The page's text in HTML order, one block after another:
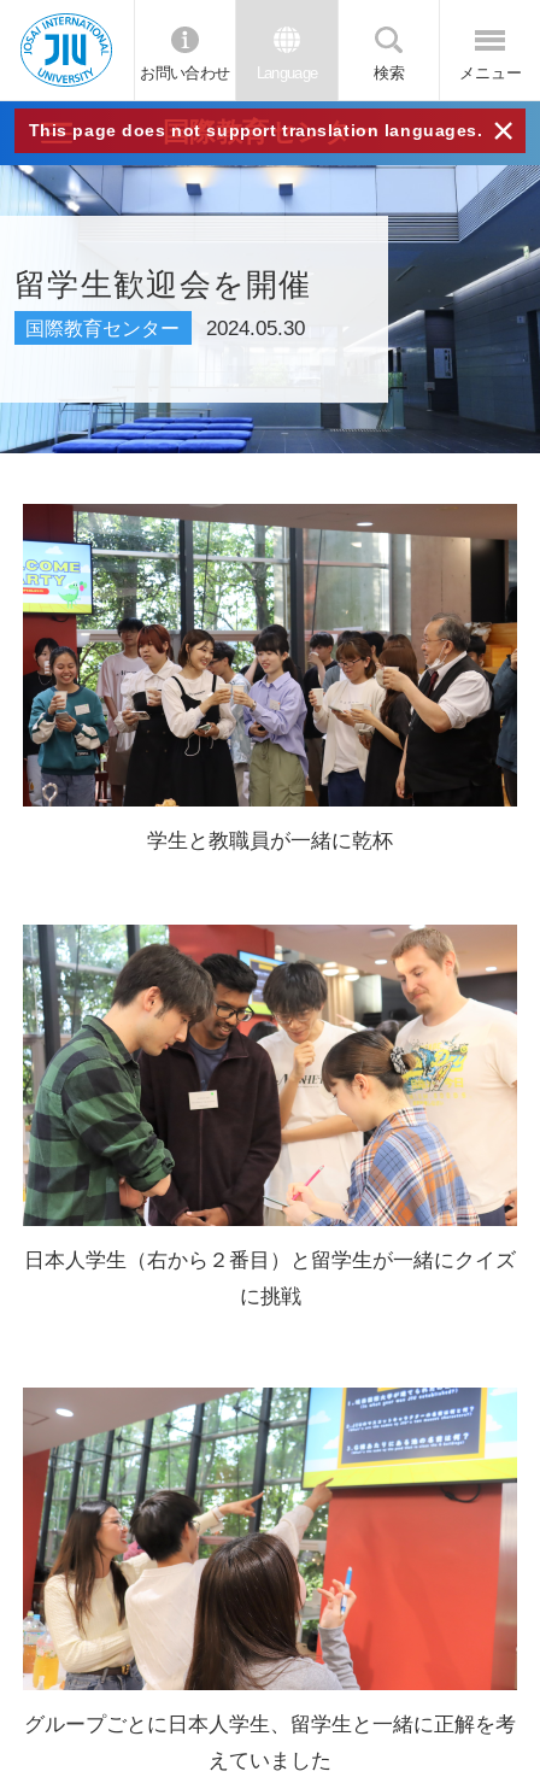
JIU
城西
国際
大学
お問い合わせ Language 検索 メニュー
This page does not support translation languages. ×
国際教育センター
留学生歓迎会を開催
国際教育センター 2024.05.30
学生と教職員が一緒に乾杯
日本人学生（右から２番目）と留学生が一緒にクイズ
に挑戦
グループごとに日本人学生、留学生と一緒に正解を考
えていました